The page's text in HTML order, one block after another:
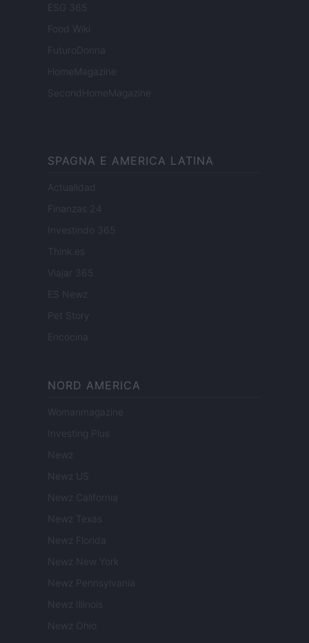
ESG 365
Food Wiki
FuturoDonna
HomeMagazine
SecondHomeMagazine
SPAGNA E AMERICA LATINA
Actualidad
Finanzas 24
Investindo 365
Think.es
Viajar 365
ES Newz
Pet Story
Encocina
NORD AMERICA
Womanmagazine
Investing Plus
Newz
Newz US
Newz California
Newz Texas
Newz Florida
Newz New York
Newz Pennsylvania
Newz Illinois
Newz Ohio